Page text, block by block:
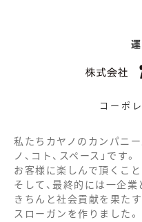
コーポ
私たちカヤノのカンパニ
ノ、コト、スペース」です。
お客様に楽しんで頂くこと
そして、最終的には一企業
きちんと社会貢献を果た
スローガンを作りました。